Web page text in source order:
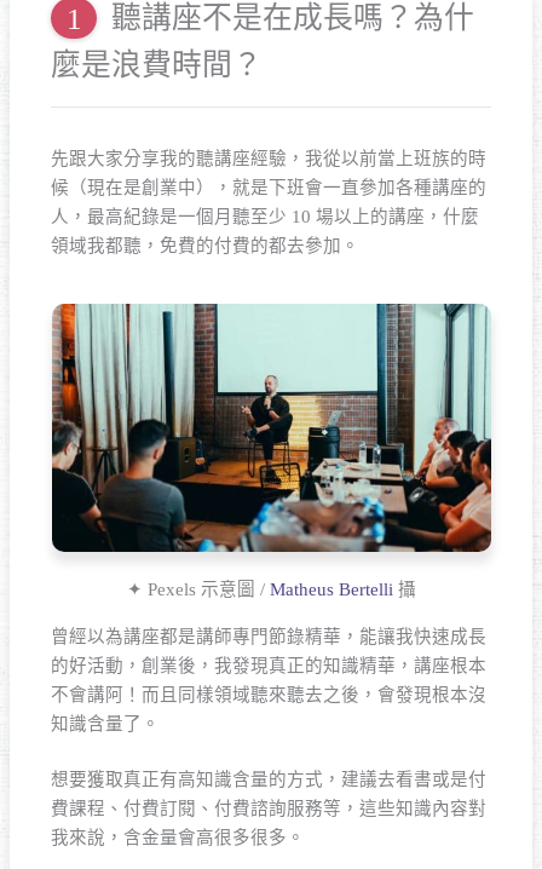
聽講座不是在成長嗎？為什
麼是浪費時間？
先跟大家分享我的聽講座經驗，我從以前當上班族的時
候（現在是創業中），就是下班會一直參加各種講座的
人，最高紀錄是一個月聽至少 10 場以上的講座，什麼
領域我都聽，免費的付費的都去參加。
✦ Pexels 示意圖 / Matheus Bertelli攝
曾經以為講座都是講師專門節錄精華，能讓我快速成長
的好活動，創業後，我發現真正的知識精華，講座根本
不會講阿！而且同樣領域聽來聽去之後，會發現根本沒
知識含量了。
想要獲取真正有高知識含量的方式，建議去看書或是付
費課程、付費訂閱、付費諮詢服務等，這些知識內容對
我來說，含金量會高很多很多。